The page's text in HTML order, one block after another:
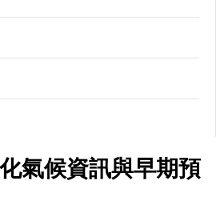
氣候資訊與早期預